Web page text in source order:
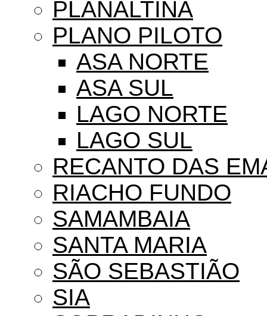
PLANALTINA
PLANO PILOTO
ASA NORTE
ASA SUL
LAGO NORTE
LAGO SUL
RECANTO DAS
RIACHO FUNDO
SAMAMBAIA
SANTA MARIA
SÃO SEBASTIÃO
SIA